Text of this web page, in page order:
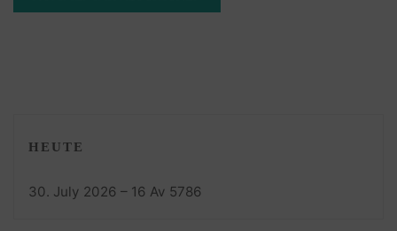
HEUTE
30. July 2026 – 16 Av 5786